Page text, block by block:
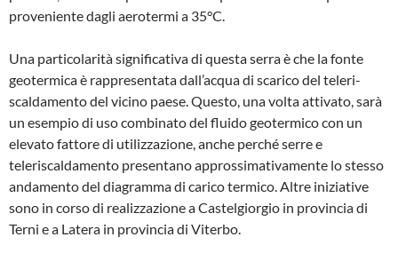
provenien­te dagli aerotermi a 35°C.
Una particolarità significativa di questa serra è che la fonte
geotermica è rappre­sentata dall’acqua di scarico del teleri­
scaldamento del vicino paese. Questo, una volta attivato, sarà
un esempio di uso combinato del fluido geotermico con un
elevato fattore di utilizzazione, anche per­ché serre e
teleriscaldamento presenta­no approssimativamente lo stesso
anda­mento del diagramma di carico termico. Altre iniziative
sono in corso di realizza­zione a Castelgiorgio in provincia di
Ter­ni e a Latera in provincia di Viterbo.